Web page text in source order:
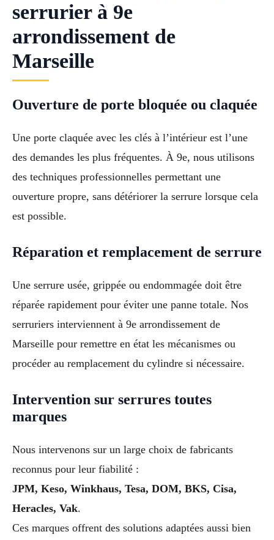
serrurier à 9e
arrondissement de
Marseille
Ouverture de porte bloquée ou claquée
Une porte claquée avec les clés à l’intérieur est l’une
des demandes les plus fréquentes. À 9e, nous utilisons
des techniques professionnelles permettant une
ouverture propre, sans détériorer la serrure lorsque cela
est possible.
Réparation et remplacement de serrure
Une serrure usée, grippée ou endommagée doit être
réparée rapidement pour éviter une panne totale. Nos
serruriers interviennent à 9e arrondissement de
Marseille pour remettre en état les mécanismes ou
procéder au remplacement du cylindre si nécessaire.
Intervention sur serrures toutes
marques
Nous intervenons sur un large choix de fabricants
reconnus pour leur fiabilité :
JPM, Keso, Winkhaus, Tesa, DOM, BKS, Cisa,
Heracles, Vak.
Ces marques offrent des solutions adaptées aussi bien